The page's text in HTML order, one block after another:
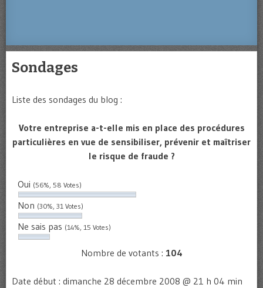
Sondages
Liste des sondages du blog :
Votre entreprise a-t-elle mis en place des procédures
particulières en vue de sensibiliser, prévenir et maîtriser
le risque de fraude ?
Oui (56%, 58 Votes)
Non (30%, 31 Votes)
Ne sais pas (14%, 15 Votes)
Nombre de votants : 104
Date début : dimanche 28 décembre 2008 @ 21 h 04 min